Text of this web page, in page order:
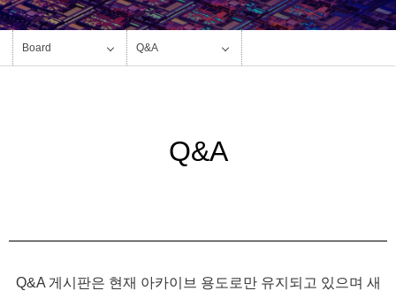
Board Q&A
Q&A
Q&A 게시판은 현재 아카이브 용도로만 유지되고 있으며 새